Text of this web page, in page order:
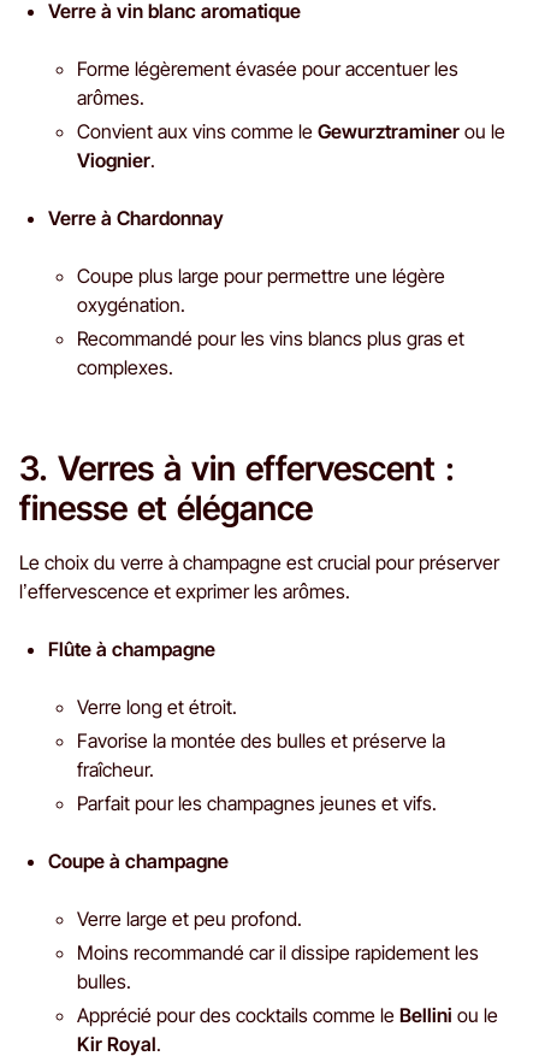
Verre à vin blanc aromatique
Forme légèrement évasée pour accentuer les
arômes.
Convient aux vins comme le Gewurztraminer ou le
Viognier.
Verre à Chardonnay
Coupe plus large pour permettre une légère
oxygénation.
Recommandé pour les vins blancs plus gras et
complexes.
3. Verres à vin effervescent :
finesse et élégance
Le choix du verre à champagne est crucial pour préserver
l’effervescence et exprimer les arômes.
Flûte à champagne
Verre long et étroit.
Favorise la montée des bulles et préserve la
fraîcheur.
Parfait pour les champagnes jeunes et vifs.
Coupe à champagne
Verre large et peu profond.
Moins recommandé car il dissipe rapidement les
bulles.
Apprécié pour des cocktails comme le Bellini ou le
Kir Royal.